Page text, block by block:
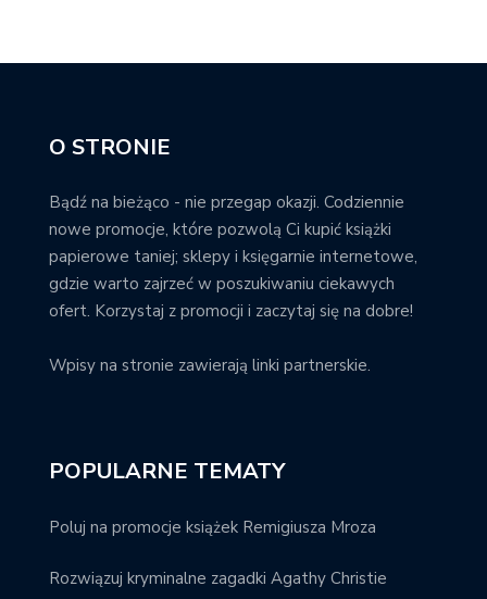
O STRONIE
Bądź na bieżąco - nie przegap okazji. Codziennie
nowe promocje, które pozwolą Ci kupić książki
papierowe taniej; sklepy i księgarnie internetowe,
gdzie warto zajrzeć w poszukiwaniu ciekawych
ofert. Korzystaj z promocji i zaczytaj się na dobre!
Wpisy na stronie zawierają linki partnerskie.
POPULARNE TEMATY
Poluj na promocje książek Remigiusza Mroza
Rozwiązuj kryminalne zagadki Agathy Christie